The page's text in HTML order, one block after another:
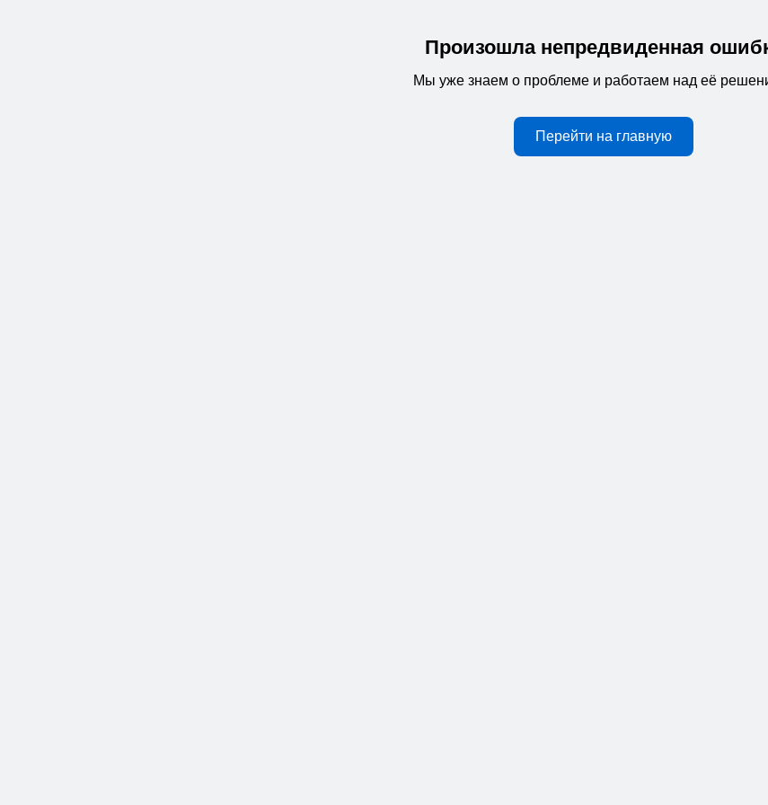
Произошла непредвиденная
Мы уже знаем о проблеме и работаем над её
Перейти на главную